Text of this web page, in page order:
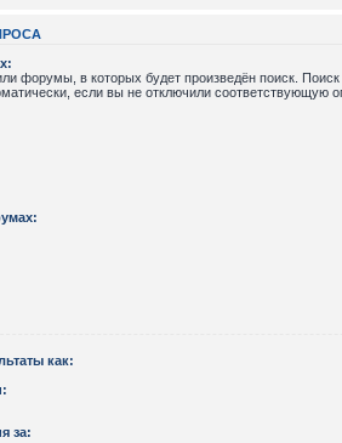
форумы, в которых будет произведён поиск.
если вы не отключили соответствующую
как:
за: